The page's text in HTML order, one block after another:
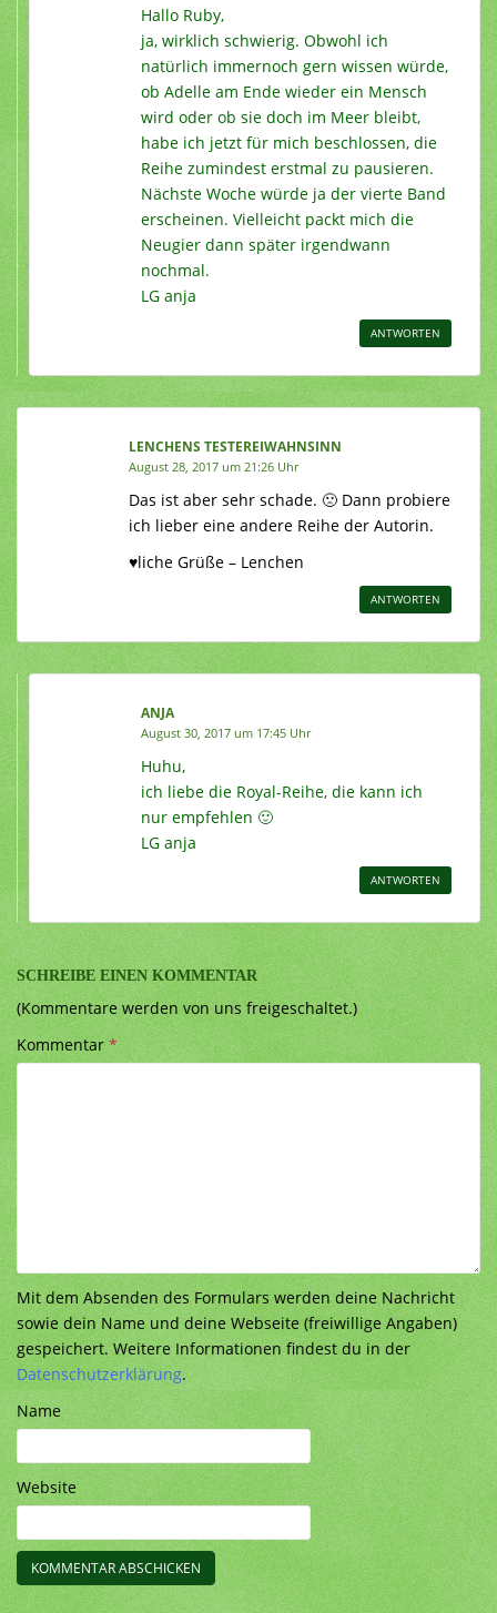
Hallo Ruby,
ja, wirklich schwierig. Obwohl ich
natürlich immernoch gern wissen würde,
ob Adelle am Ende wieder ein Mensch
wird oder ob sie doch im Meer bleibt,
habe ich jetzt für mich beschlossen, die
Reihe zumindest erstmal zu pausieren.
Nächste Woche würde ja der vierte Band
erscheinen. Vielleicht packt mich die
Neugier dann später irgendwann
nochmal.
LG anja
ANTWORTEN
LENCHENS TESTEREIWAHNSINN
August 28, 2017 um 21:26 Uhr
Das ist aber sehr schade. 🙁 Dann probiere
ich lieber eine andere Reihe der Autorin.
♥liche Grüße – Lenchen
ANTWORTEN
ANJA
August 30, 2017 um 17:45 Uhr
Huhu,
ich liebe die Royal-Reihe, die kann ich
nur empfehlen 🙂
LG anja
ANTWORTEN
SCHREIBE EINEN KOMMENTAR
(Kommentare werden von uns freigeschaltet.)
Kommentar*
Mit dem Absenden des Formulars werden deine Nachricht
sowie dein Name und deine Webseite (freiwillige Angaben)
gespeichert. Weitere Informationen findest du in der
Datenschutzerklärung.
Name
Website